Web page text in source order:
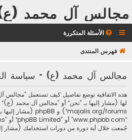
مجالس آل محمد
الأسئلة المتكررة
فهرس المنتدى
مجالس آل محمد (ع) - سياسة
هذه الاتفاقية توضع تفاصيل كيف تستعمل ”مجالس
جُمعت خلال أية دورة من دورات استخدامك (مشار